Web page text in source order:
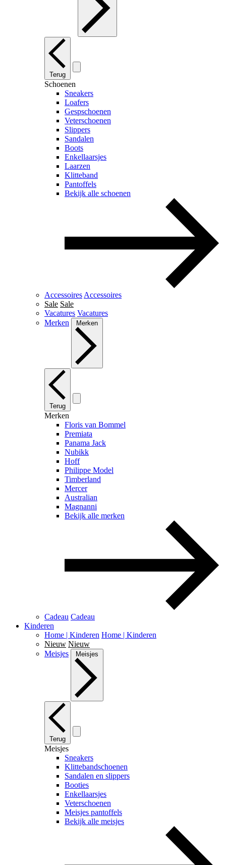
Terug
Schoenen
Sneakers
Loafers
Gespschoenen
Veterschoenen
Slippers
Sandalen
Boots
Enkellaarsjes
Laarzen
Klitteband
Pantoffels
Bekijk alle schoenen
Accessoires Accessoires
Sale Sale
Vacatures Vacatures
Merken
Merken
Terug
Merken
Floris van Bommel
Premiata
Panama Jack
Nubikk
Hoff
Philippe Model
Timberland
Mercer
Australian
Magnanni
Bekijk alle merken
Cadeau Cadeau
Kinderen
Home | Kinderen Home | Kinderen
Nieuw Nieuw
Meisjes
Meisjes
Terug
Meisjes
Sneakers
Klittebandschoenen
Sandalen en slippers
Booties
Enkellaarsjes
Veterschoenen
Meisjes pantoffels
Bekijk alle meisjes